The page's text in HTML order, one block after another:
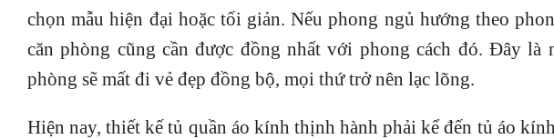
chọn mẫu hiện đại hoặc tối giản. Nếu phong ngủ hướng theo
căn phòng cũng cần được đồng nhất với phong cách đó. Đây là
phòng sẽ mất đi vẻ đẹp đồng bộ, mọi thứ trở nên lạc lõng.
Hiện nay, thiết kế tủ quần áo kính thịnh hành phải kể đến tủ áo